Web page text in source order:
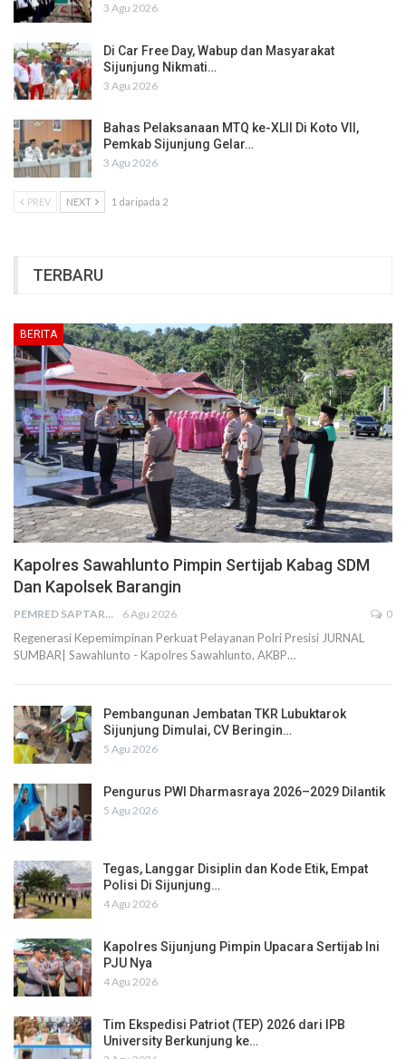
3 Agu 2026
Di Car Free Day, Wabup dan Masyarakat
Sijunjung Nikmati…
3 Agu 2026
Bahas Pelaksanaan MTQ ke-XLII Di Koto VII,
Pemkab Sijunjung Gelar…
3 Agu 2026
PREV NEXT 1 daripada 2
TERBARU
BERITA
Kapolres Sawahlunto Pimpin Sertijab Kabag SDM
Dan Kapolsek Barangin
PEMRED SAPTARIUS 6 Agu 2026 0
Regenerasi Kepemimpinan Perkuat Pelayanan Polri Presisi JURNAL
SUMBAR| Sawahlunto - Kapolres Sawahlunto, AKBP…
Pembangunan Jembatan TKR Lubuktarok
Sijunjung Dimulai, CV Beringin…
5 Agu 2026
Pengurus PWI Dharmasraya 2026–2029 Dilantik
5 Agu 2026
Tegas, Langgar Disiplin dan Kode Etik, Empat
Polisi Di Sijunjung…
4 Agu 2026
Kapolres Sijunjung Pimpin Upacara Sertijab Ini
PJU Nya
4 Agu 2026
Tim Ekspedisi Patriot (TEP) 2026 dari IPB
University Berkunjung ke…